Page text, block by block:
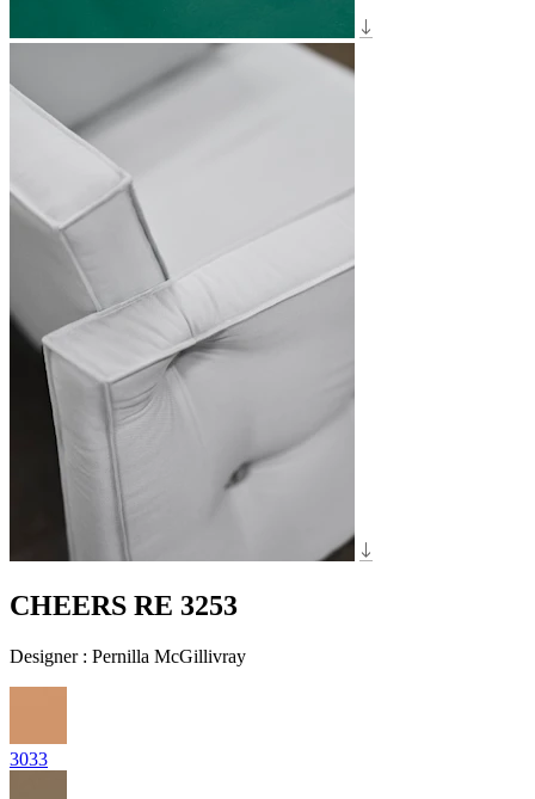
CHEERS RE 3253
Designer : Pernilla McGillivray
3033